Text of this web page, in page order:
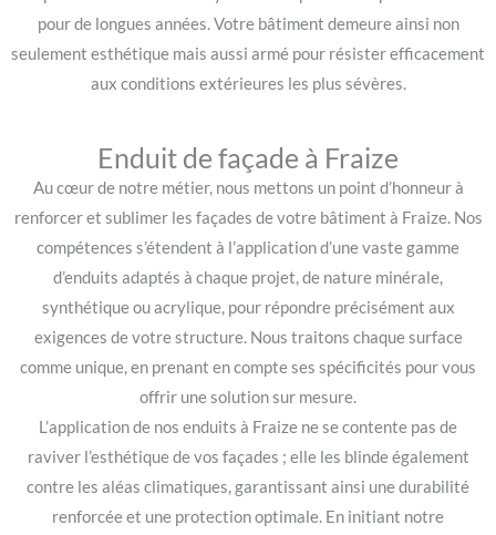
pour de longues années. Votre bâtiment demeure ainsi non
seulement esthétique mais aussi armé pour résister efficacement
aux conditions extérieures les plus sévères.
Enduit de façade à Fraize
Au cœur de notre métier, nous mettons un point d’honneur à
renforcer et sublimer les façades de votre bâtiment à Fraize. Nos
compétences s’étendent à l’application d’une vaste gamme
d’enduits adaptés à chaque projet, de nature minérale,
synthétique ou acrylique, pour répondre précisément aux
exigences de votre structure. Nous traitons chaque surface
comme unique, en prenant en compte ses spécificités pour vous
offrir une solution sur mesure.
L’application de nos enduits à Fraize ne se contente pas de
raviver l’esthétique de vos façades ; elle les blinde également
contre les aléas climatiques, garantissant ainsi une durabilité
renforcée et une protection optimale. En initiant notre